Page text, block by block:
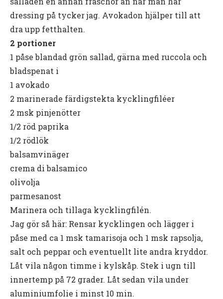
dressing på tycker jag. Avokadon hjälper till att
dra upp fetthalten.
2 portioner
1 påse blandad grön sallad, gärna med ruccola och
bladspenat i
1 avokado
2 marinerade färdigstekta kycklingfiléer
2 msk pinjenötter
1/2 röd paprika
1/2 rödlök
balsamvinäger
crema di balsamico
olivolja
parmesanost
Marinera och tillaga kycklingfilén.
Jag gör så här: Rensar kycklingen och lägger i
påse med ca 1 msk tamarisoja och 1 msk rapsolja,
salt och peppar och eventuellt lite andra kryddor.
Låt vila någon timme i kylskåp. Stek i ugn till
innertemp på 72 grader. Låt sedan vila under
aluminiumfolie i minst 10 min.